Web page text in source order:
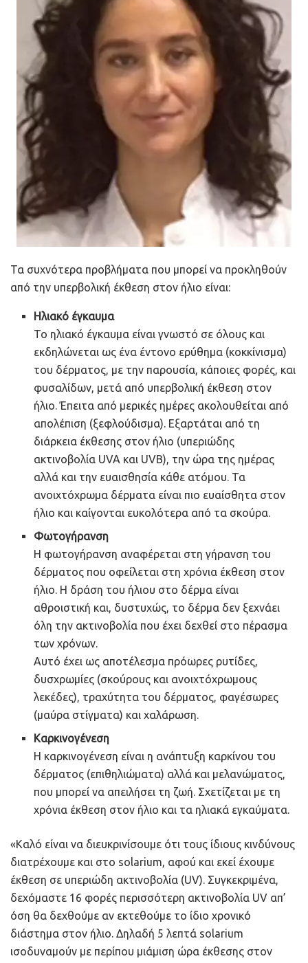
Τα συχνότερα προβλήματα που μπορεί να προκληθούν
από την υπερβολική έκθεση στον ήλιο είναι:
Ηλιακό έγκαυμα
Το ηλιακό έγκαυμα είναι γνωστό σε όλους και
εκδηλώνεται ως ένα έντονο ερύθημα (κοκκίνισμα)
του δέρματος, με την παρουσία, κάποιες φορές, και
φυσαλίδων, μετά από υπερβολική έκθεση στον
ήλιο. Έπειτα από μερικές ημέρες ακολουθείται από
απολέπιση (ξεφλούδισμα). Εξαρτάται από τη
διάρκεια έκθεσης στον ήλιο (υπεριώδης
ακτινοβολία UVA και UVB), την ώρα της ημέρας
αλλά και την ευαισθησία κάθε ατόμου. Τα
ανοιχτόχρωμα δέρματα είναι πιο ευαίσθητα στον
ήλιο και καίγονται ευκολότερα από τα σκούρα.
Φωτογήρανση
Η φωτογήρανση αναφέρεται στη γήρανση του
δέρματος που οφείλεται στη χρόνια έκθεση στον
ήλιο. Η δράση του ήλιου στο δέρμα είναι
αθροιστική και, δυστυχώς, το δέρμα δεν ξεχνάει
όλη την ακτινοβολία που έχει δεχθεί στο πέρασμα
των χρόνων.
Αυτό έχει ως αποτέλεσμα πρόωρες ρυτίδες,
δυσχρωμίες (σκούρους και ανοιχτόχρωμους
λεκέδες), τραχύτητα του δέρματος, φαγέσωρες
(μαύρα στίγματα) και χαλάρωση.
Καρκινογένεση
Η καρκινογένεση είναι η ανάπτυξη καρκίνου του
δέρματος (επιθηλιώματα) αλλά και μελανώματος,
που μπορεί να απειλήσει τη ζωή. Σχετίζεται με τη
χρόνια έκθεση στον ήλιο και τα ηλιακά εγκαύματα.
«Καλό είναι να διευκρινίσουμε ότι τους ίδιους κινδύνους
διατρέχουμε και στο solarium, αφού και εκεί έχουμε
έκθεση σε υπεριώδη ακτινοβολία (UV). Συγκεκριμένα,
δεχόμαστε 16 φορές περισσότερη ακτινοβολία UV απ’
όση θα δεχθούμε αν εκτεθούμε το ίδιο χρονικό
διάστημα στον ήλιο. Δηλαδή 5 λεπτά solarium
ισοδυναμούν με περίπου μιάμιση ώρα έκθεσης στον